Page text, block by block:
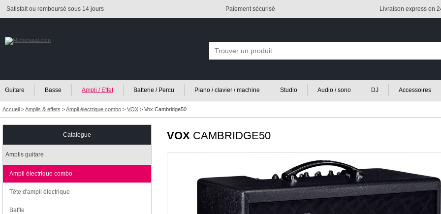
Satisfait ou remboursé sous 14 jours Paiement sécurisé Livraison express en
Guitare Basse Ampli / Effet Batterie / Percu Piano / clavier / machine Studio Audio / sono DJ Accessoires
Accueil >Amplis & effets >Ampli électrique combo > VOX > Vox Cambridge50
VOXCAMBRIDGE50
Catalogue
Amplis guitare
Ampli électrique combo
Tête d'ampli électrique
Baffle